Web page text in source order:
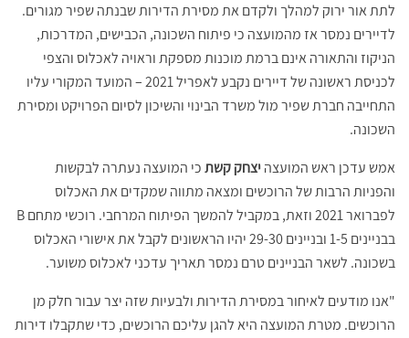
לתת אור ירוק למהלך ולקדם את מסירת הדירות שבנתה שפיר מגורים.
לדיירים נמסר אז מהמועצה כי פיתוח השכונה, הכבישים, המדרכות,
הניקוז והתאורה אינם ברמת מוכנות מספקת וראויה לאכלוס והצפי
לכניסת ראשונה של דיירים נקבע לאפריל 2021 – המועד המקורי עליו
התחייבה חברת שפיר מול משרד הבינוי והשיכון לסיום הפרויקט ומסירת
השכונה.
אמש עדכן ראש המועצהיצחק קשתכי המועצה נעתרה לבקשות
והפניות הרבות של הרוכשים ומצאה מתווה שמקדים את האכלוס
לפברואר 2021 וזאת, במקביל להמשך הפיתוח המרחבי. רוכשי מתחם B
בבניינים 1-5 ובניינים 29-30 יהיו הראשונים לקבל את אישורי האכלוס
בשכונה. לשאר הבניינים טרם נמסר תאריך עדכני לאכלוס משוער.
"אנו מודעים לאיחור במסירת הדירות ולבעיות שזה יצר עבור חלק מן
הרוכשים. מטרת המועצה היא להגן עליכם הרוכשים, כדי שתקבלו דירות